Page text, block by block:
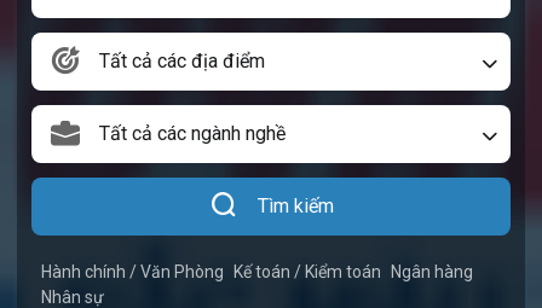
Tất cả các địa điểm
Tất cả các ngành nghề
Tìm kiếm
Hành chính / Văn Phòng Kế toán / Kiểm toán
Ngân hàng
Nhân sự